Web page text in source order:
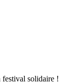
festival solidaire !